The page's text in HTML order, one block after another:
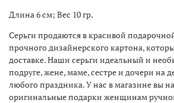
Длина 6 см; Вес 10 гр.
Серьги продаются в красивой
прочного дизайнерского картона,
доставке. Наши серьги идеальный и
подруге, жене, маме, сестре и дочери на
любого праздника. У нас в магазине вы
оригинальные подарки женщинам